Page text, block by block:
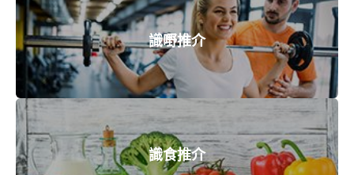
識嘢推介
識食推介